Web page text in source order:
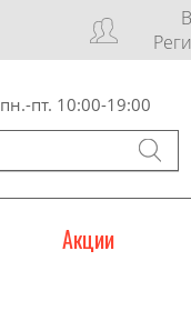
пн.-пт. 10:00-19:00
Акции